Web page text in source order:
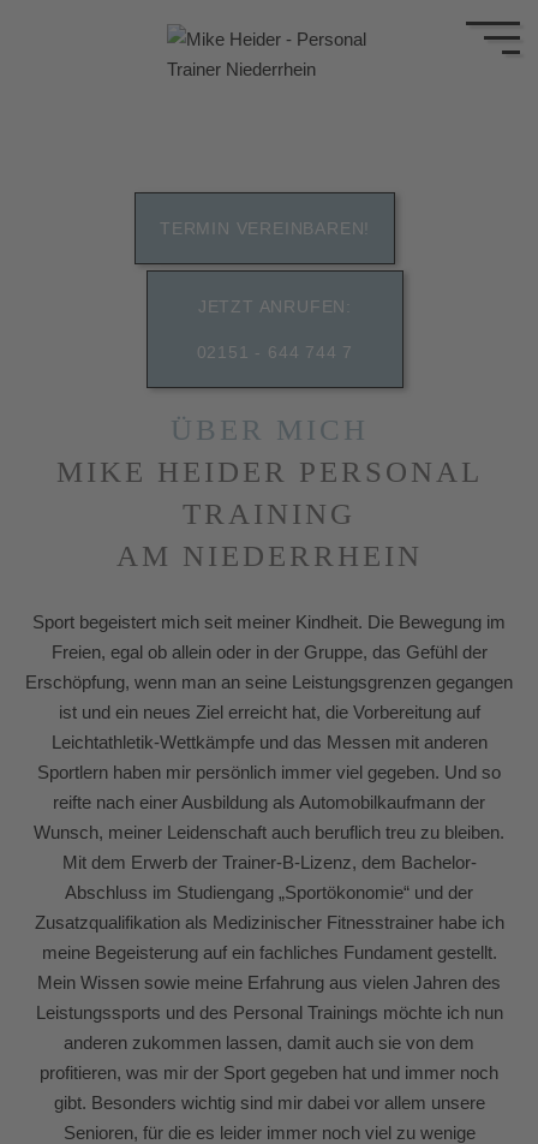
TERMIN VEREINBAREN!
JETZT ANRUFEN:
02151 - 644 744 7
ÜBER MICH
MIKE HEIDER PERSONAL
TRAINING
AM NIEDERRHEIN
Sport begeistert mich seit meiner Kindheit. Die Bewegung im
Freien, egal ob allein oder in der Gruppe, das Gefühl der
Erschöpfung, wenn man an seine Leistungsgrenzen gegangen
ist und ein neues Ziel erreicht hat, die Vorbereitung auf
Leichtathletik-Wettkämpfe und das Messen mit anderen
Sportlern haben mir persönlich immer viel gegeben. Und so
reifte nach einer Ausbildung als Automobilkaufmann der
Wunsch, meiner Leidenschaft auch beruflich treu zu bleiben.
Mit dem Erwerb der Trainer-B-Lizenz, dem Bachelor-
Abschluss im Studiengang „Sportökonomie“ und der
Zusatzqualifikation als Medizinischer Fitnesstrainer habe ich
meine Begeisterung auf ein fachliches Fundament gestellt.
Mein Wissen sowie meine Erfahrung aus vielen Jahren des
Leistungssports und des Personal Trainings möchte ich nun
anderen zukommen lassen, damit auch sie von dem
profitieren, was mir der Sport gegeben hat und immer noch
gibt. Besonders wichtig sind mir dabei vor allem unsere
Senioren, für die es leider immer noch viel zu wenige